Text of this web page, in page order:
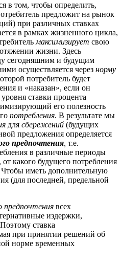
в том, чтобы определить,
предложит на рынок
при различных ставках
в рамках жизненного цикла,
максимизирует свою
жизни. Здесь
сегодняшним и будущим
осуществляется через норму
потребитель будет
и «наказан», если он
ставки процента
его полезность
потребления. В результате мы
для сбережений (будущих
предложения определяется
предпочтения т.е.
в различные периоды
какого будущего потребления
Чтобы иметь дополнительную
(для последней, предельной
предпочтения всех
издержки,
ставка
при принятии решений об
норме временных